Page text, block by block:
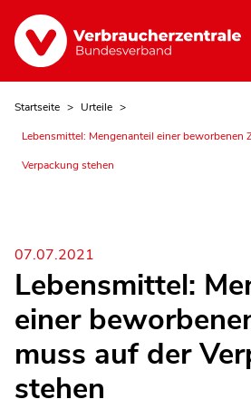
Startseite
Urteile
Lebensmittel: Mengenanteil einer beworbenen
Verpackung stehen
07.07.2021
Lebensmittel:
einer
muss auf der
stehen